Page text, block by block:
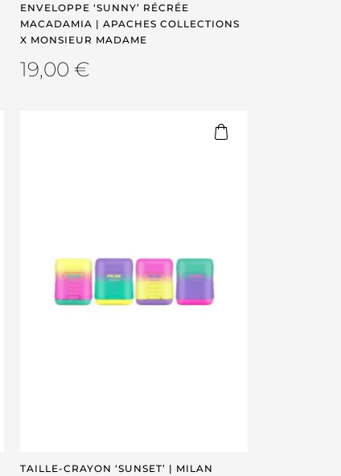
ENVELOPPE ‘SUNNY’ RÉCRÉE
MACADAMIA | APACHES COLLECTIONS
X MONSIEUR MADAME
19,00€
TAILLE-CRAYON ‘SUNSET’ | MILAN